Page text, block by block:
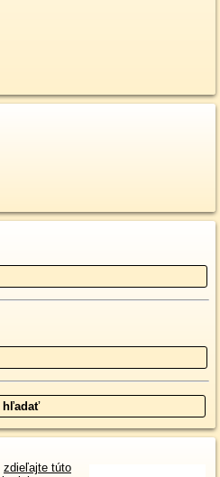
zdieľajte túto